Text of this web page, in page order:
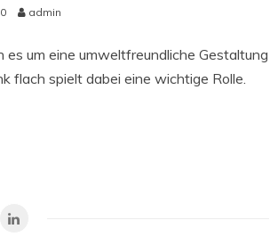
admin
um eine umweltfreundliche Gestaltung
flach spielt dabei eine wichtige Rolle.